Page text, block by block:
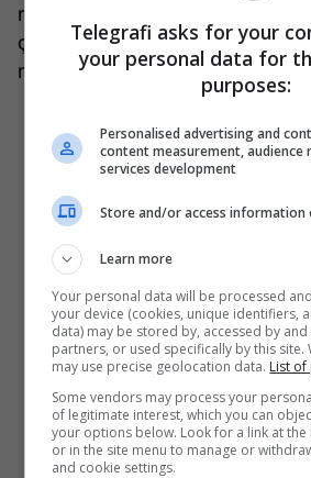
reduktojë rrjedhjen e gjakut në
çuar në mpirje, tingëllim dhe
ngjyrën e gishtërinjve të prekur.
Telegrafi asks for your
your personal data for
purposes:
Personalised advertising and
content measurement, audience
services development
Store and/or access information
Learn more
Your personal data will be processed
your device (cookies, unique identifiers,
data) may be stored by, accessed by
partners, or used specifically by this
may use precise geolocation data. List of
Some vendors may process your
of legitimate interest, which you can
your options below. Look for a link at
or in the site menu to manage or
and cookie settings.